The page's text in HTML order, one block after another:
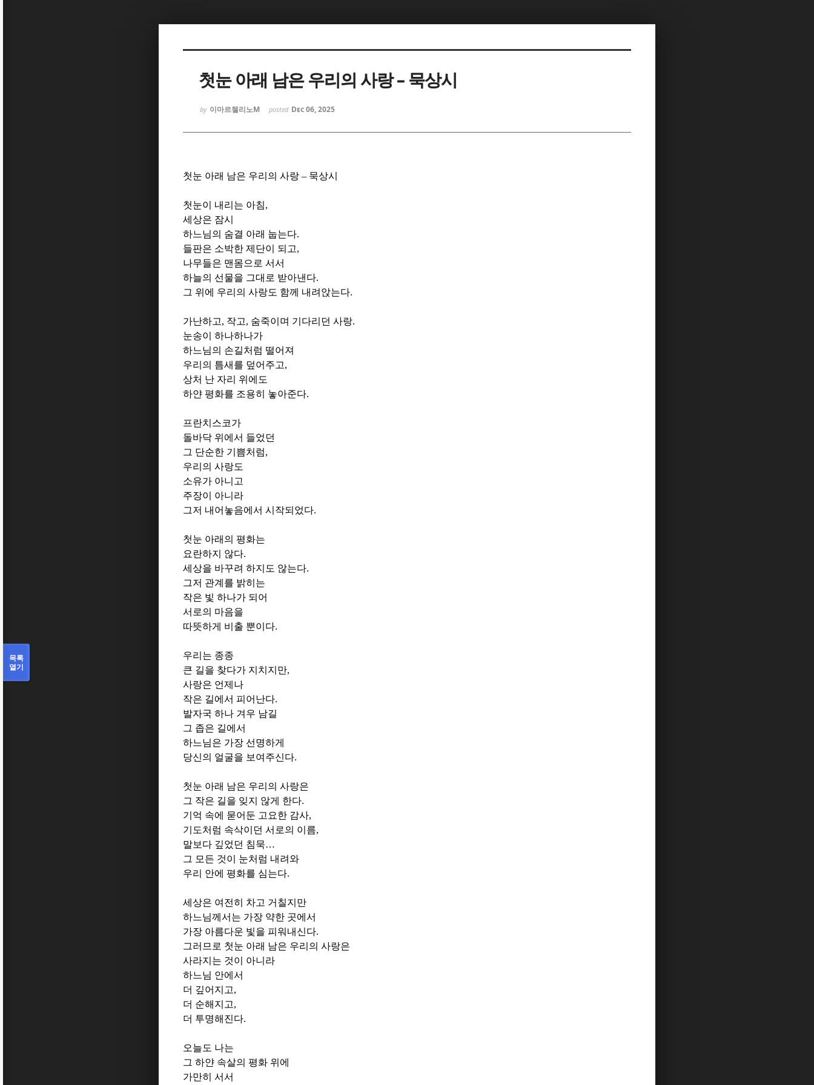
첫눈 아래 남은 우리의 사랑 – 묵상시
by 이마르첼리노M posted Dec 06, 2025
첫눈 아래 남은 우리의 사랑 – 묵상시
첫눈이 내리는 아침,
세상은 잠시
하느님의 숨결 아래 눕는다.
들판은 소박한 제단이 되고,
나무들은 맨몸으로 서서
하늘의 선물을 그대로 받아낸다.
그 위에 우리의 사랑도 함께 내려앉는다.
가난하고, 작고, 숨죽이며 기다리던 사랑.
눈송이 하나하나가
하느님의 손길처럼 떨어져
우리의 틈새를 덮어주고,
상처 난 자리 위에도
하얀 평화를 조용히 놓아준다.
프란치스코가
돌바닥 위에서 들었던
그 단순한 기쁨처럼,
우리의 사랑도
소유가 아니고
주장이 아니라
그저 내어놓음에서 시작되었다.
첫눈 아래의 평화는
요란하지 않다.
세상을 바꾸려 하지도 않는다.
그저 관계를 밝히는
작은 빛 하나가 되어
서로의 마음을
따뜻하게 비출 뿐이다.
우리는 종종
큰 길을 찾다가 지치지만,
사랑은 언제나
작은 길에서 피어난다.
발자국 하나 겨우 남길
그 좁은 길에서
하느님은 가장 선명하게
당신의 얼굴을 보여주신다.
첫눈 아래 남은 우리의 사랑은
그 작은 길을 잊지 않게 한다.
기억 속에 묻어둔 고요한 감사,
기도처럼 속삭이던 서로의 이름,
말보다 깊었던 침묵…
그 모든 것이 눈처럼 내려와
우리 안에 평화를 심는다.
세상은 여전히 차고 거칠지만
하느님께서는 가장 약한 곳에서
가장 아름다운 빛을 피워내신다.
그러므로 첫눈 아래 남은 우리의 사랑은
사라지는 것이 아니라
하느님 안에서
더 깊어지고,
더 순해지고,
더 투명해진다.
오늘도 나는
그 하얀 속살의 평화 위에
가만히 서서
목록
열기
Sketchbook5, 스케치북5
Sketchbook5, 스케치북5